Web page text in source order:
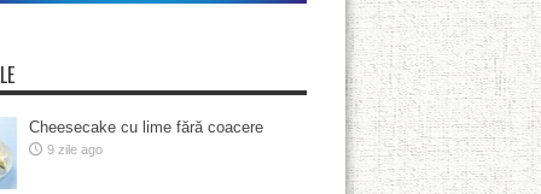
Cheesecake cu lime fără coacere
9 zile ago